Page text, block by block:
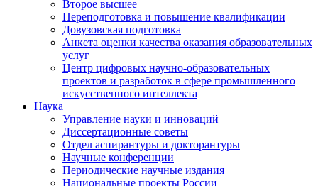
Второе высшее
Переподготовка и повышение квалификации
Довузовская подготовка
Анкета оценки качества оказания образовательных
услуг
Центр цифровых научно-образовательных
проектов и разработок в сфере промышленного
искусственного интеллекта
Наука
Управление науки и инноваций
Диссертационные советы
Отдел аспирантуры и докторантуры
Научные конференции
Периодические научные издания
Национальные проекты России